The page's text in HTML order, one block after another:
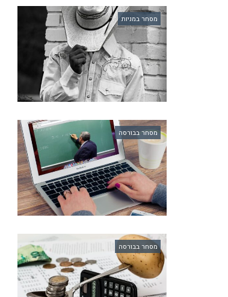
מסחר במניות
מסחר בבורסה
מסחר בבורסה